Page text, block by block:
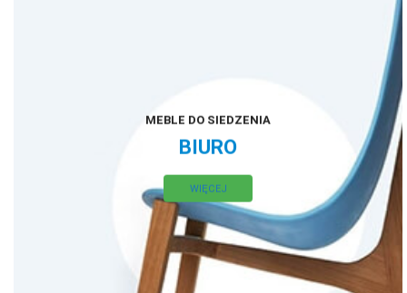
MEBLE DO SIEDZENIA
BIURO
WIĘCEJ